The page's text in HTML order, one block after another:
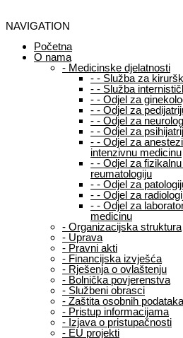
NAVIGATION
Početna
O nama
- Medicinske djelatnosti
- - Služba za
- - Služba
- - Odjel za
- - Odjel za
- - Odjel za
- - Odjel za
- - Odjel za
intenzivnu medicinu
- - Odjel za
reumatologiju
- - Odjel za
- - Odjel za
- - Odjel za
medicinu
- Organizacijska struktura
- Uprava
- Pravni akti
- Financijska izvješća
- Rješenja o ovlaštenju
- Bolnička povjerenstva
- Službeni obrasci
- Zaštita osobnih podataka
- Pristup informacijama
- Izjava o pristupačnosti
- EU projekti